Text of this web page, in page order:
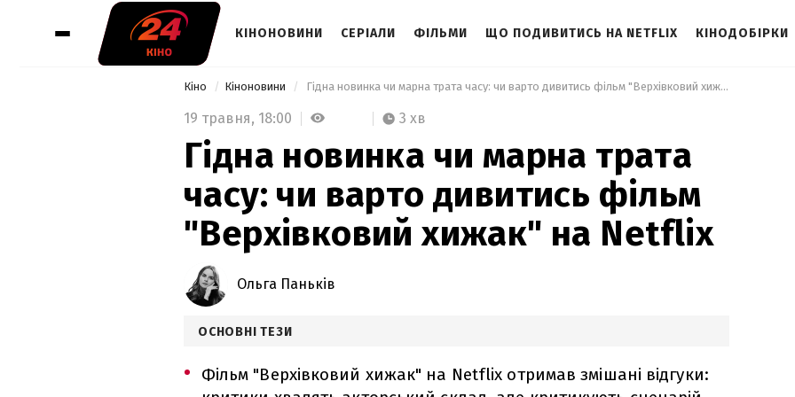
КІНОНОВИНИ СЕРІАЛИ ФІЛЬМИ ЩО ПОДИВИТИСЬ НА NETFLIX КІНОДОБІРКИ
Кіно Кіноновини Гідна новинка чи марна трата часу: чи варто дивитись фільм "Верхівковий хижак" на Netflix
19 травня, 18:00 3 хв
Гідна новинка чи марна трата
часу: чи варто дивитись фільм
"Верхівковий хижак" на Netflix
Ольга Паньків
ОСНОВНІ ТЕЗИ
Фільм "Верхівковий хижак" на Netflix отримав змішані відгуки: